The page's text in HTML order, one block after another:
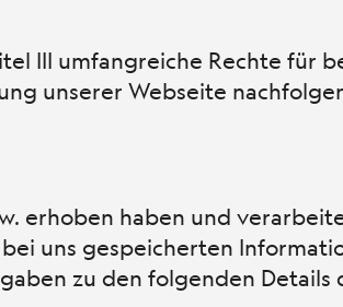
III umfangreiche Rechte für
unserer Webseite
erhoben haben und
uns gespeicherten
zu den folgenden Details